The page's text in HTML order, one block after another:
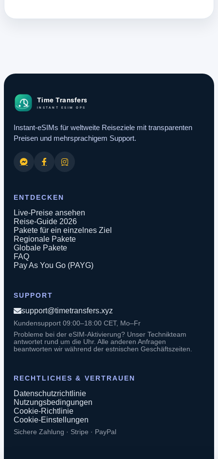
Instant-eSIMs für weltweite Reiseziele mit transparenten
Preisen und mehrsprachigem Support.
ENTDECKEN
Live-Preise ansehen
Reise-Guide 2026
Pakete für ein einzelnes Ziel
Regionale Pakete
Globale Pakete
FAQ
Pay As You Go (PAYG)
SUPPORT
support@timetransfers.xyz
Kundensupport 09:00–18:00 CET, Mo–Fr
Probleme bei der eSIM-Aktivierung? Unser Technikteam
antwortet rund um die Uhr. Alle anderen Anfragen
beantworten wir während der estnischen Geschäftszeiten.
RECHTLICHES & VERTRAUEN
Datenschutzrichtlinie
Nutzungsbedingungen
Cookie-Richtlinie
Cookie-Einstellungen
Sichere Zahlung · Stripe · PayPal